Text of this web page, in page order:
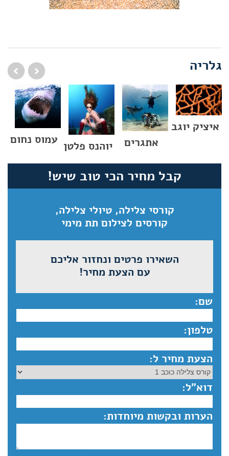
גלריה
עמוס נחום יוהנס פלטן אתגרים
איציק יוגב
קבל מחיר הכי טוב שיש!
קורסי צלילה, טיולי צלילה,
קורסים לצילום תת מימי
השאירו פרטים ונחזור אליכם
עם הצעת מחיר!
שם:
טלפון:
הצעת מחיר ל:
דוא”ל:
הערות ובקשות מיוחדות: